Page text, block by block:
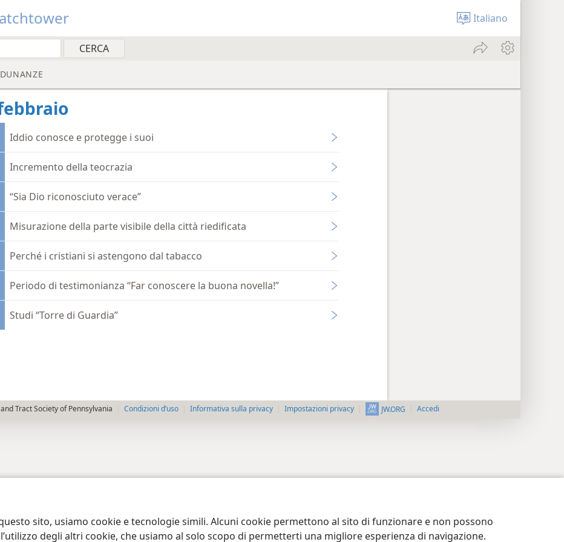
sito, usiamo cookie e tecnologie simili. Alcuni cookie permettono al sito di funzionare e non possono
degli altri cookie, che usiamo al solo scopo di permetterti una migliore esperienza di navigazione.
Italiano
Iddio conosce e protegge i suoi
Incremento della teocrazia
“Sia Dio riconosciuto verace”
Misurazione della parte visibile della città riedificata
Perché i cristiani si astengono dal tabacco
Periodo di testimonianza “Far conoscere la buona novella!”
Studi “Torre di Guardia”
Tract Society of Pennsylvania Condizioni d’uso Informativa sulla privacy Impostazioni privacy JW.ORG Accedi